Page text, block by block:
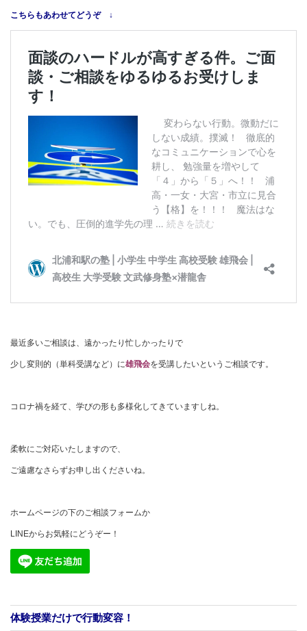
こちらもあわせてどうぞ ↓
最近多いご相談は、遠かったり忙しかったりで
少し変則的（単科受講など）に雄飛会を受講したいというご相談です。
コロナ禍を経て、学びの形も多様化してきていますしね。
柔軟にご対応いたしますので、
ご遠慮なさらずお申し出くださいね。
ホームページの下のご相談フォームか
LINEからお気軽にどうぞー！
体験授業だけで行動変容！